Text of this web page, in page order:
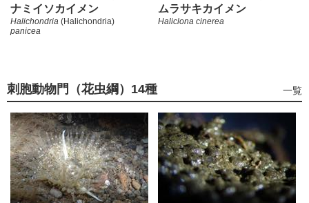
ナミイソカイメン
Halichondria (Halichondria)
panicea
ムラサキカイメン
Haliclona cinerea
刺胞動物門（花虫綱） 14種
刺
胞
動
（花
虫
綱）
の
一覧